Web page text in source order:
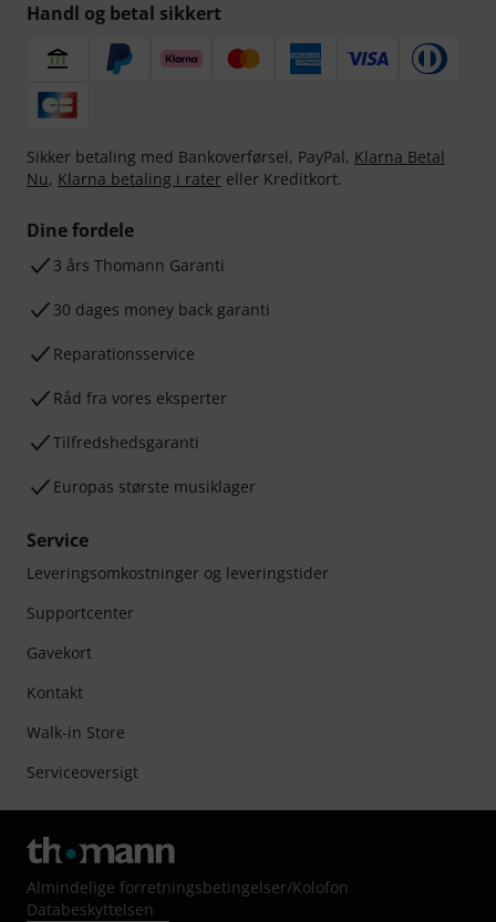
Handl og betal sikkert
Sikker betaling med Bankoverførsel, PayPal, Klarna Betal
Nu, Klarna betaling i rater eller Kreditkort.
Dine fordele
3 års Thomann Garanti
30 dages money back garanti
Reparationsservice
Råd fra vores eksperter
Tilfredshedsgaranti
Europas største musiklager
Service
Leveringsomkostninger og leveringstider
Supportcenter
Gavekort
Kontakt
Walk-in Store
Serviceoversigt
Almindelige forretningsbetingelser/Kolofon
Databeskyttelsen